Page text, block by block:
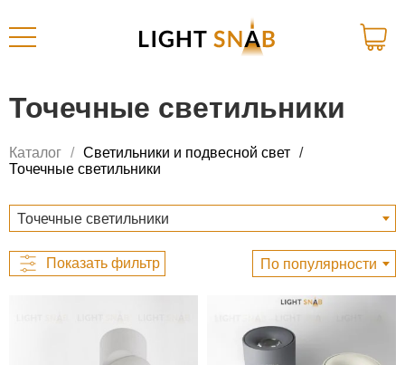
Точечные светильники
Каталог
Светильники и подвесной свет
Точечные светильники
Точечные светильники
По популярности